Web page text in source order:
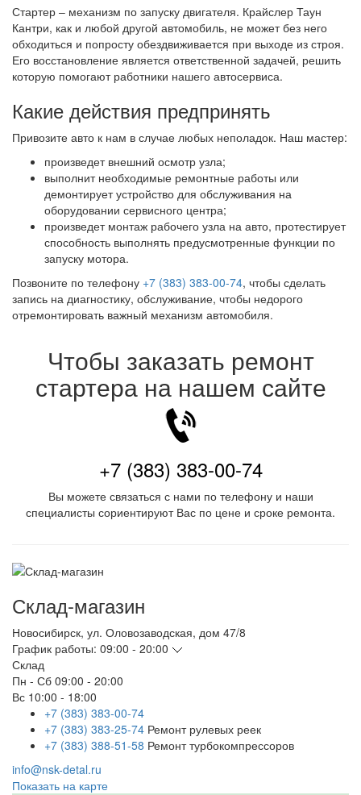
Стартер – механизм по запуску двигателя. Крайслер Таун
Кантри, как и любой другой автомобиль, не может без него
обходиться и попросту обездвиживается при выходе из строя.
Его восстановление является ответственной задачей, решить
которую помогают работники нашего автосервиса.
Какие действия предпринять
Привозите авто к нам в случае любых неполадок. Наш мастер:
произведет внешний осмотр узла;
выполнит необходимые ремонтные работы или
демонтирует устройство для обслуживания на
оборудовании сервисного центра;
произведет монтаж рабочего узла на авто, протестирует
способность выполнять предусмотренные функции по
запуску мотора.
Позвоните по телефону +7 (383) 383-00-74, чтобы сделать
запись на диагностику, обслуживание, чтобы недорого
отремонтировать важный механизм автомобиля.
Чтобы заказать ремонт
стартера на нашем сайте
+7 (383) 383-00-74
Вы можете связаться с нами по телефону и наши
специалисты сориентируют Вас по цене и сроке ремонта.
Склад-магазин
Новосибирск, ул. Оловозаводская, дом 47/8
График работы: 09:00 - 20:00
Склад
Пн - Сб 09:00 - 20:00
Вс 10:00 - 18:00
+7 (383) 383-00-74
+7 (383) 383-25-74 Ремонт рулевых реек
+7 (383) 388-51-58 Ремонт турбокомпрессоров
info@nsk-detal.ru
Показать на карте